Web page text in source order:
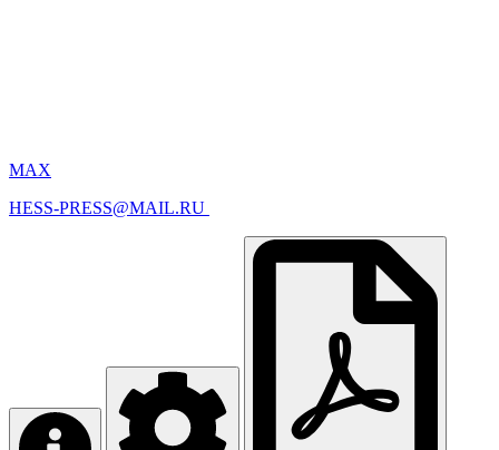
MAX
HESS-PRESS@MAIL.RU